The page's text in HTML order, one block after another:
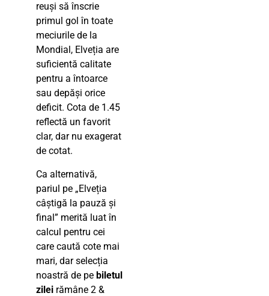
reuși să înscrie
primul gol în toate
meciurile de la
Mondial, Elveția are
suficientă calitate
pentru a întoarce
sau depăși orice
deficit. Cota de 1.45
reflectă un favorit
clar, dar nu exagerat
de cotat.
Ca alternativă,
pariul pe „Elveția
câștigă la pauză și
final” merită luat în
calcul pentru cei
care caută cote mai
mari, dar selecția
noastră de pe biletul
zilei rămâne 2 &